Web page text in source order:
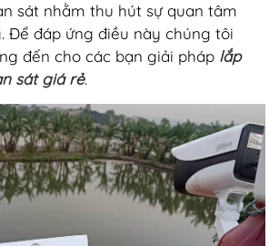
sát nhằm thu hút sự quan tâm
Để đáp ứng điều này chúng tôi
đến cho các bạn giải pháp lắp
sát giá rẻ.